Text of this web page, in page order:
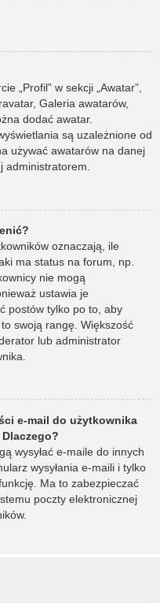
„Profil” w sekcji „Awatar”,
Galeria awatarów,
dodać awatar.
są uzależnione od
używać awatarów na danej
administratorem.
oznaczają, ile
ma status na forum, np.
nie mogą
ustawia je
postów tylko po to, aby
swoją rangę. Większość
lub administrator
e-mail do użytkownika
wysyłać e-maile do innych
wysyłania e-maili i tylko
Ma to zabezpieczać
poczty elektronicznej